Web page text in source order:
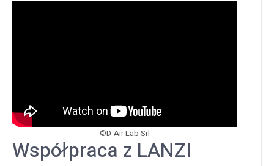
©D-Air Lab Srl
Współpraca z LANZI